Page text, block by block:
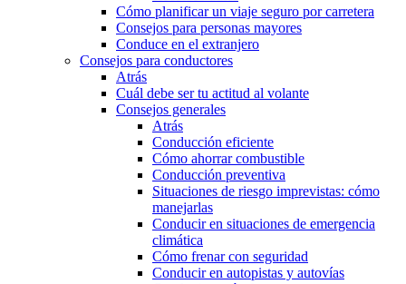
Cómo planificar un viaje seguro por carretera
Consejos para personas mayores
Conduce en el extranjero
Consejos para conductores
Atrás
Cuál debe ser tu actitud al volante
Consejos generales
Atrás
Conducción eficiente
Cómo ahorrar combustible
Conducción preventiva
Situaciones de riesgo imprevistas: cómo
manejarlas
Conducir en situaciones de emergencia
climática
Cómo frenar con seguridad
Conducir en autopistas y autovías